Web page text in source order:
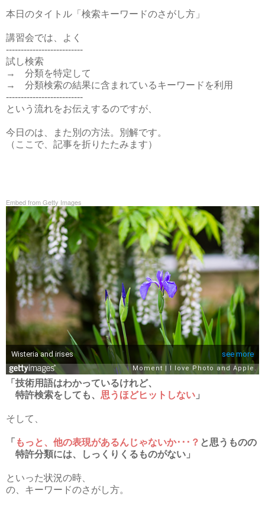
本日のタイトル「検索キーワードのさがし方」
講習会では、よく
--------------------------
試し検索
→ 分類を特定して
→ 分類検索の結果に含まれているキーワードを利用
--------------------------
という流れをお伝えするのですが、
今日のは、また別の方法。別解です。
（ここで、記事を折りたたみます）
Embed from Getty Images
「技術用語はわかっているけれど、
特許検索をしても、 思うほどヒットしない 」
そして、
「 もっと、他の表現があるんじゃないか･･･？ と思うものの
特許分類には、しっくりくるものがない」
といった状況の時、
の、キーワードのさがし方。